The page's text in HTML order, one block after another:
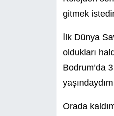
gitmek
İlk Dünya
oldukları
Bodrum’da
Orada